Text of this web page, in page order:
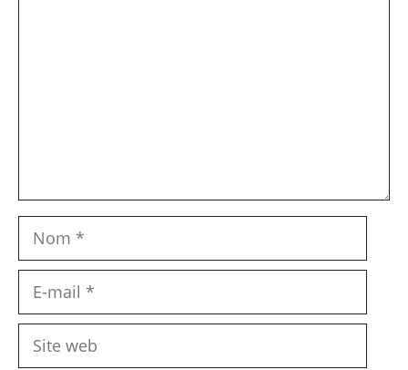
Nom
Site